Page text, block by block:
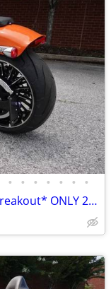
• • • • • • •
2023 *Harley-Davidson* *Softail* *Breakout* ONLY 265 MILES ...NEW